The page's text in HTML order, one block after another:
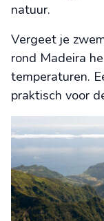
natuur.
Vergeet je
rond Madeira
temperaturen.
praktisch voor